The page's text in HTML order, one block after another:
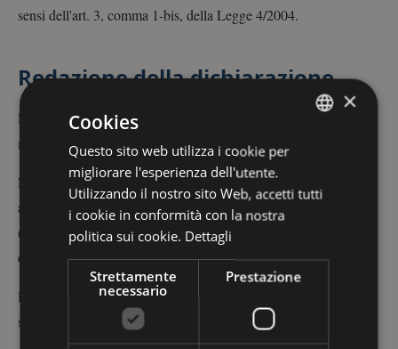
sensi dell'art. 3, comma 1-bis, della Legge 4/2004.
Redazione della dichiarazione
La presente dichiarazione è stata redatta il
15 maggio 2026
medianteautovalutazione effettuata dal titolare del sito.
La verifica è stata condotta utilizzando strumenti di validazione
automatica e verifica manuale con tutti gli strumenti assistivi
(navigazione da tastiera, screen reader, ingrandimento del testo,
controllo del contrasto colore).
La dichiarazione sarà rivista a seguito di modifiche sostanziali al
sito e, in ogni caso, almeno una volta all'anno.
×
Cookies
Questo sito web utilizza i cookie per
migliorare l'esperienza dell'utente.
Utilizzando il nostro sito Web, accetti tutti
i cookie in conformità con la nostra
politica sui cookie. Dettagli
Strettamente
necessario
Prestazione